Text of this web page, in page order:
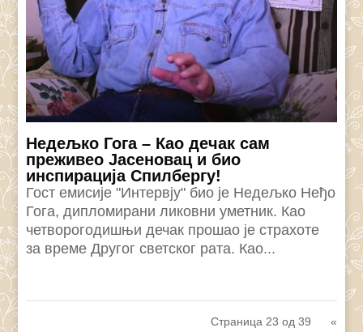
Недељко Гога – Као дечак сам
преживео Јасеновац и био
инспирација Спилбергу!
Гост емисије "Интервју" био је Недељко Неђо
Гога, дипломирани ликовни уметник. Као
четворогодишњи дечак прошао је страхоте
за време Другог светског рата. Као...
Страница 23 од 39
«